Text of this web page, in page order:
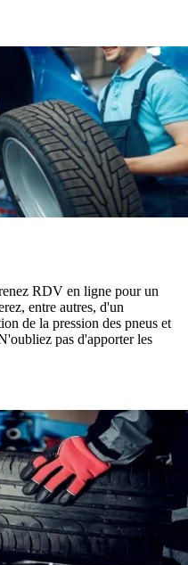
RDV en ligne pour un
entre autres, d'un
de la pression des pneus et
pas d'apporter les